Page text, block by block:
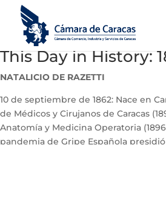
This Day in History:
NATALICIO DE RAZETTI
10 de septiembre de 1862: Nace en
de Médicos y Cirujanos de Caracas
Anatomía y Medicina Operatoria
pandemia de Gripe Española